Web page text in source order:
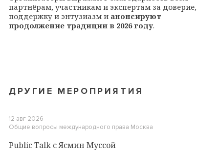
партнёрам, участникам и экспертам за доверие,
поддержку и энтузиазм и анонсируют
продолжение традиции в 2026 году.
ДРУГИЕ МЕРОПРИЯТИЯ
12 авг 2026
Общие вопросы международного права Москва
Public Talk c Ясмин Муссой